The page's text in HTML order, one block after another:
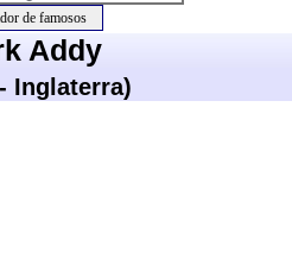
Addy
Inglaterra)